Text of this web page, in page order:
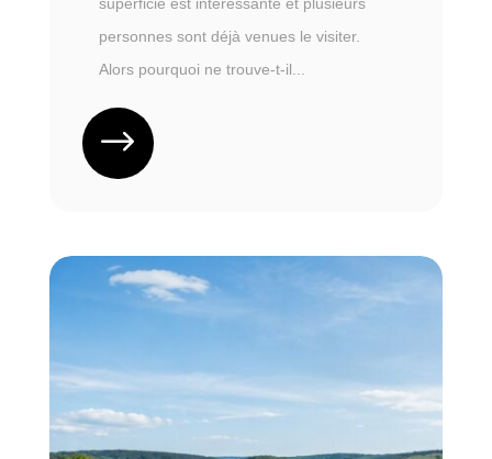
personnes sont déjà venues le visiter.
Alors pourquoi ne trouve-t-il...